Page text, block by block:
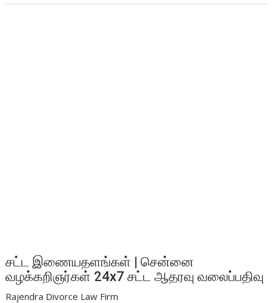
சட்ட இணையதளங்கள் | சென்னை
வழக்கறிஞர்கள் 24x7 சட்ட ஆதரவு வலைப்பதிவு
Rajendra Divorce Law Firm